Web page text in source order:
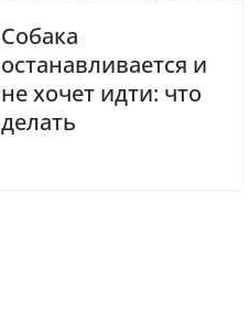
Собака
останавливается и
не хочет идти: что
делать